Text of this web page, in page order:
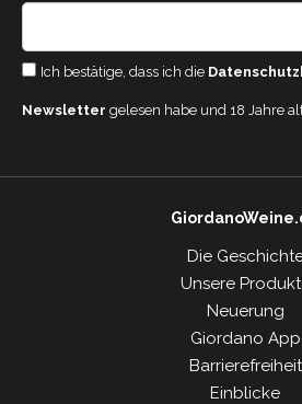
Ich bestätige, dass ich die
Newsletter gelesen habe und 18 Jahre
Die
Unsere
Neuerung
Giordano App
Barrierefreiheit
Einblicke